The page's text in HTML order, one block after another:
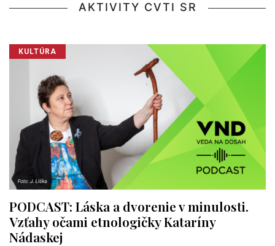
AKTIVITY CVTI SR
KULTÚRA
PODCAST: Láska a dvorenie v minulosti.
Vzťahy očami etnologičky Kataríny
Nádaskej